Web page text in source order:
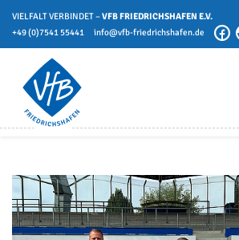
VIELFALT VERBINDET –VFB FRIEDRICHSHAFEN E.V.
+49 (0)7541 55441
info@vfb-friedrichshafen.de